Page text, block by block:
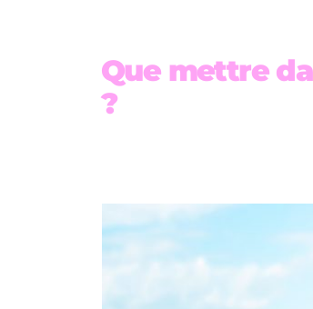
Que mettre
?